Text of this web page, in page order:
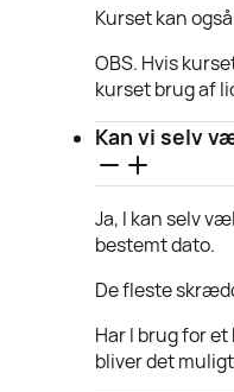
Kurset kan
OBS. Hvis
kurset brug af
Kan vi selv
Ja, I kan selv
bestemt dato.
De fleste
Har I brug for
bliver det